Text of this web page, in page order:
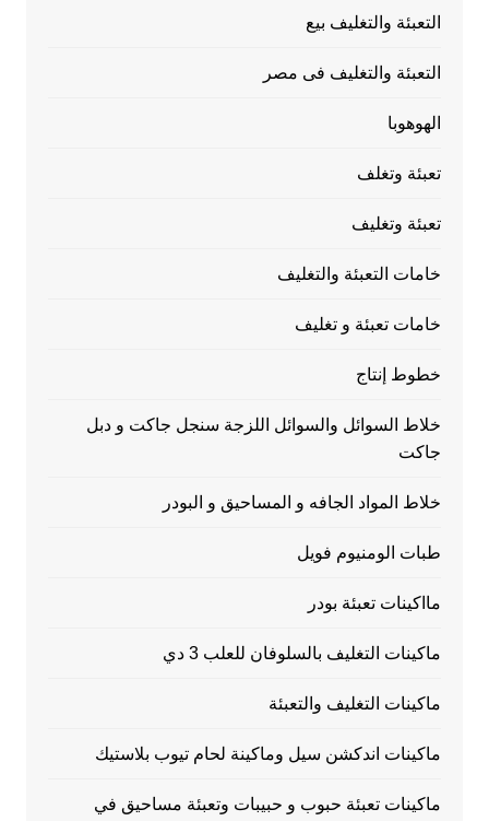
التعبئة والتغليف بيع
التعبئة والتغليف فى مصر
الهوهوبا
تعبئة وتغلف
تعبئة وتغليف
خامات التعبئة والتغليف
خامات تعبئة و تغليف
خطوط إنتاج
خلاط السوائل والسوائل اللزجة سنجل جاكت و دبل
جاكت
خلاط المواد الجافه و المساحيق و البودر
طبات الومنيوم فويل
مااكينات تعبئة بودر
ماكينات التغليف بالسلوفان للعلب 3 دي
ماكينات التغليف والتعبئة
ماكينات اندكشن سيل وماكينة لحام تيوب بلاستيك
ماكينات تعبئة حبوب و حبيبات وتعبئة مساحيق في